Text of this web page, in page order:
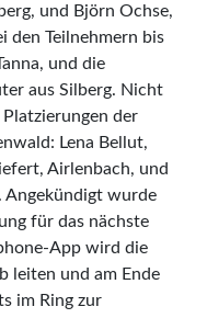
und Björn Ochse,
den Teilnehmern bis
und die
aus Silberg. Nicht
der
Lena Bellut,
Airlenbach, und
wurde
für das nächste
App wird die
leiten und am Ende
im Ring zur